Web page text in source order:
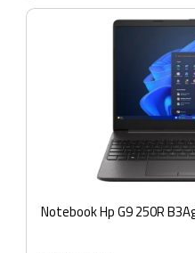
Notebook Hp G9 250R